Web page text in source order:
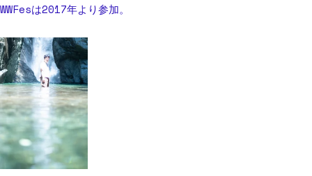
WWFesは2017年より参加。